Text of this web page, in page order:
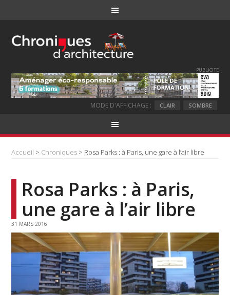
PUBLICITE
MODE D'AFFICHAGE : CLAIR SOMBRE
Accueil > Chroniques > Rosa Parks : à Paris, une gare à l’air libre
Rosa Parks : à Paris,
une gare à l’air libre
31 MARS 2016